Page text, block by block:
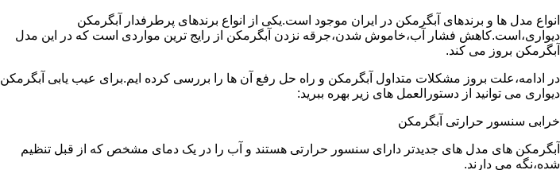
انواع مدل ها و برندهای آبگرمکن در ایران موجود است.یکی از انواع برندهای پرطرفدار آبگرمکن
دیواری،است.کاهش فشار آب،خاموش شدن،جرقه نزدن آبگرمکن از رایج ترین مواردی است که در این مدل
آبگرمکن بروز می کند.
در ادامه،علت بروز مشکلات متداول آبگرمکن و راه حل رفع آن ها را بررسی کرده ایم.برای عیب یابی آبگرمکن
دیواری می توانید از دستورالعمل های زیر بهره ببرید:
خرابی سنسور حرارتی آبگرمکن
آبگرمکن های مدل های جدیدتر دارای سنسور حرارتی هستند و آب را در یک دمای مشخص که از قبل تنظیم
شده،نگه می دارند.